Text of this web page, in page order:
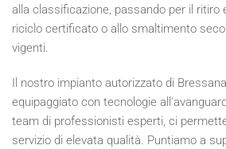
alla classificazione, passando per il ritiro
riciclo certificato o allo smaltimento
vigenti.
Il nostro impianto autorizzato di
equipaggiato con tecnologie
team di professionisti esperti, ci
servizio di elevata qualità. Puntiamo a